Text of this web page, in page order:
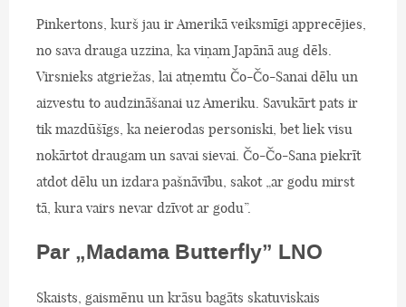
Pinkertons, kurš jau ir Amerikā veiksmīgi apprecējies,
no sava drauga uzzina, ka viņam Japānā aug dēls.
Virsnieks atgriežas, lai atņemtu Čo-Čo-Sanai dēlu un
aizvestu to audzināšanai uz Ameriku. Savukārt pats ir
tik mazdūšīgs, ka neierodas personiski, bet liek visu
nokārtot draugam un savai sievai. Čo-Čo-Sana piekrīt
atdot dēlu un izdara pašnāvību, sakot „ar godu mirst
tā, kura vairs nevar dzīvot ar godu”.
Par „Madama Butterfly” LNO
Skaists, gaismēnu un krāsu bagāts skatuviskais